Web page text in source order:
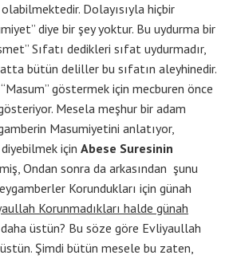
Dolayısıyla hiçbir
diye bir şey yoktur. Bu uydurma bir
Sıfatı dedikleri sıfat uydurmadır,
bütün deliller bu sıfatın aleyhinedir.
göstermek için mecburen önce
Mesela meşhur bir adam
Masumiyetini anlatıyor,
için Abese Suresinin
Ondan sonra da arkasından şunu
Korundukları için günah
Korunmadıkları halde günah
daha üstün? Bu söze göre Evliyaullah
Şimdi bütün mesele bu zaten,